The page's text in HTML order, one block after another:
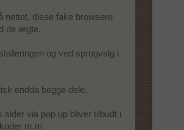
nettet, disse fake browsere
de ægte.
og ved sprogvalg i
endda begge dele.
via pop up bliver tilbudt i
m.m